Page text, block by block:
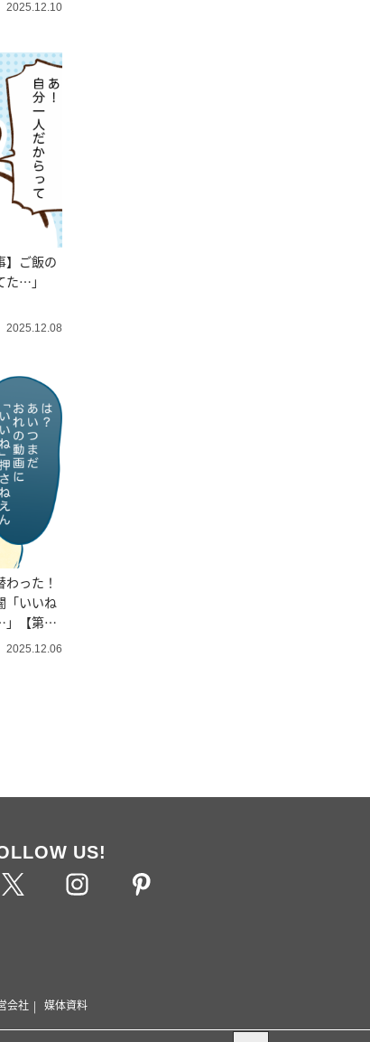
2025.12.10
】ご飯の
た…」
2025.12.08
った！
「いいね
【第15
2025.12.06
US!
会社 媒体資料